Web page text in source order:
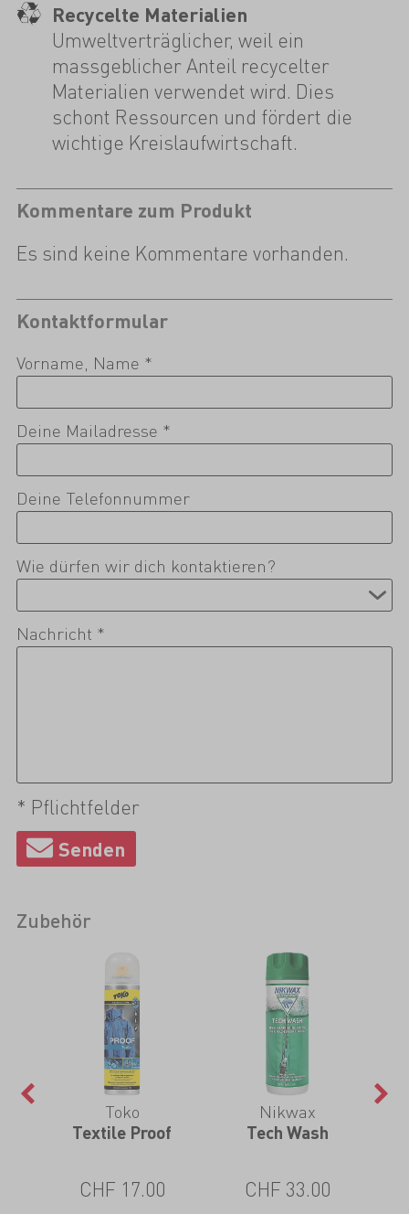
Recycelte Materialien
Umweltverträglicher, weil ein
massgeblicher Anteil recycelter
Materialien verwendet wird. Dies
schont Ressourcen und fördert die
wichtige Kreislaufwirtschaft.
Kommentare zum Produkt
Es sind keine Kommentare vorhanden.
Kontaktformular
Vorname, Name *
Deine Mailadresse *
Deine Telefonnummer
Wie dürfen wir dich kontaktieren?
Nachricht *
* Pflichtfelder
Zubehör
Toko
Textile Proof
CHF 17.00
Nikwax
Tech Wash
CHF 33.00